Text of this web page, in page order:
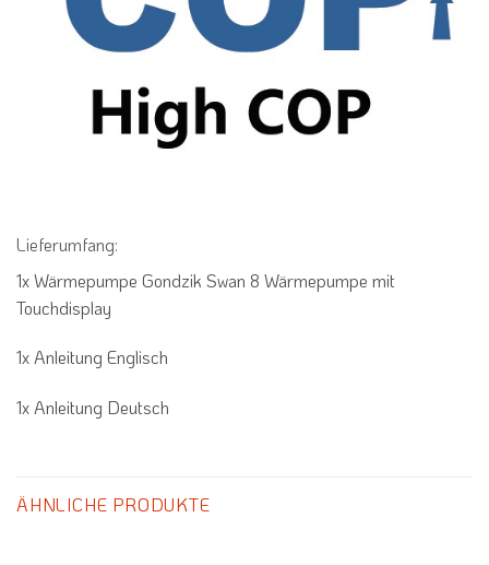
Lieferumfang:
1x Wärmepumpe Gondzik Swan 8 Wärmepumpe mit
Touchdisplay
1x Anleitung Englisch
1x Anleitung Deutsch
ÄHNLICHE PRODUKTE